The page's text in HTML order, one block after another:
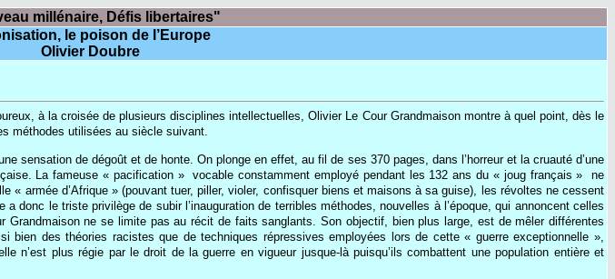
millénaire, Défis libertaires"
le poison de l’Europe
Olivier Doubre
à la croisée de plusieurs disciplines intellectuelles, Olivier Le Cour Grandmaison montre à quel point, dès le
méthodes utilisées au siècle suivant.
sensation de dégoût et de honte. On plonge en effet, au fil de ses 370 pages, dans l’horreur et la cruauté d’une
La fameuse « pacification » ­ vocable constamment employé pendant les 132 ans du « joug français » ­ ne
« armée d’Afrique » (pouvant tuer, piller, violer, confisquer biens et maisons à sa guise), les révoltes ne cessent
donc le triste privilège de subir l’inauguration de terribles méthodes, nouvelles à l’époque, qui annoncent celles
ne se limite pas au récit de faits sanglants. Son objectif, bien plus large, est de mêler différentes
bien des théories racistes que de techniques répressives employées lors de cette « guerre exceptionnelle »,
n’est plus régie par le droit de la guerre en vigueur jusque-là puisqu’ils combattent une population entière et